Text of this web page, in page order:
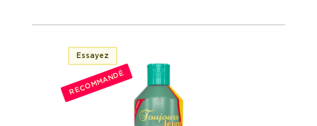
Essayez
RECOMMANDÉ